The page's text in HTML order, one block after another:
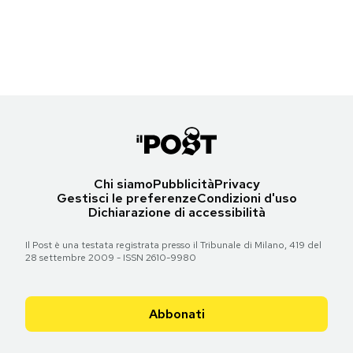
CALENDARIO
Chi siamoPubblicitàPrivacy
Gestisci le preferenzeCondizioni d'uso
Dichiarazione di accessibilità
Il Post è una testata registrata presso il Tribunale di Milano, 419 del
28 settembre 2009 - ISSN 2610-9980
Abbonati